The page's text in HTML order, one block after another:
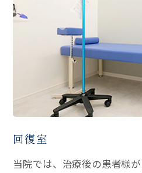
回復室
当院では、治療後の患者様